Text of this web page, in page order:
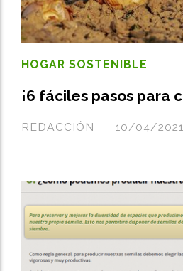
¡6 fáciles pasos para
REDACCIÓN
HOGAR SOSTENIBLE
10/04/2021